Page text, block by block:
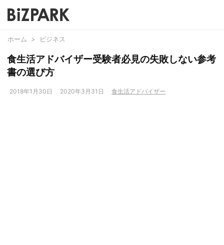
ホーム > ビジネス
食生活アドバイザー受験者必見の失敗しない参考
書の選び方
2018年1月30日 2020年3月31日 食生活アドバイザー